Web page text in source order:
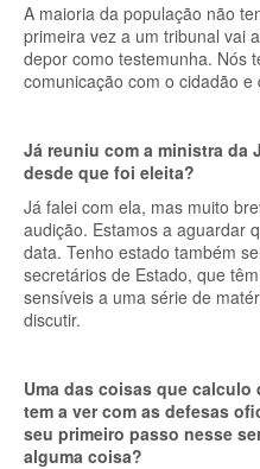
A maioria da população não
primeira vez a um tribunal vai
depor como testemunha. Nós
comunicação com o cidadão e
Já reuniu com a ministra da
desde que foi eleita?
Já falei com ela, mas muito
audição. Estamos a aguardar
data. Tenho estado também
secretários de Estado, que
sensíveis a uma série de
discutir.
Uma das coisas que
tem a ver com as defesas
seu primeiro passo nesse
alguma coisa?